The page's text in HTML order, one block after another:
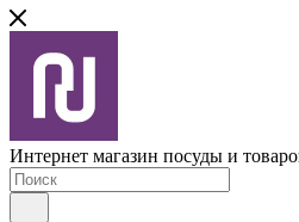
Интернет магазин посуды и